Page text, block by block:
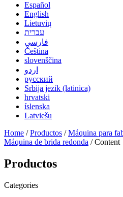
Español
English
Lietuvių
עברית
فارسی
Čeština
slovenščina
اردو
русский
Srbija jezik (latinica)
hrvatski
íslenska
Latviešu
Home /Productos /Máquina para
Máquina de brida redonda / Content
Productos
Categories